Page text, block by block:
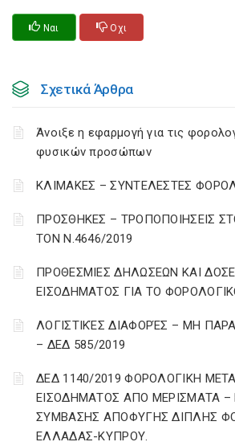
Ναι Οχι
Σχετικά Άρθρα
Άνοιξε η εφαρμογή για τις
φυσικών προσώπων
ΚΛΙΜΑΚΕΣ – ΣΥΝΤΕΛΕΣΤΕΣ
ΠΡΟΣΘΗΚΕΣ – ΤΡΟΠΟΠΟΙΗΣΕΙΣ
ΤΟΝ Ν.4646/2019
ΠΡΟΘΕΣΜΙΕΣ ΔΗΛΩΣΕΩΝ ΚΑΙ
ΕΙΣΟΔΗΜΑΤΟΣ ΓΙΑ ΤΟ
ΛΟΓΙΣΤΙΚΈΣ ΔΙΑΦΟΡΈΣ – ΜΗ
– ΔΕΔ 585/2019
ΔΕΔ 1140/2019 ΦΟΡΟΛΟΓΙΚΗ
ΕΙΣΟΔΗΜΑΤΟΣ ΑΠΟ ΜΕΡΙΣΜΑΤΑ
ΣΥΜΒΑΣΗΣ ΑΠΟΦΥΓΗΣ ΔΙΠΛΗΣ
ΕΛΛΑΔΑΣ-ΚΥΠΡΟΥ.